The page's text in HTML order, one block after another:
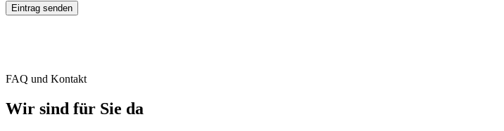
FAQ und Kontakt
Wir sind für Sie da